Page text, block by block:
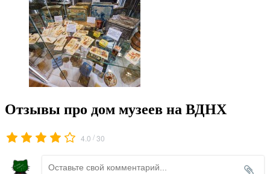
Отзывы про дом музеев на ВДНХ
4.0 /30